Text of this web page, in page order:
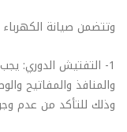
وتتضمن صيانة
1- التفتيش الدوري:
والمنافذ والمفاتيح
وذلك للتأكد من عدم